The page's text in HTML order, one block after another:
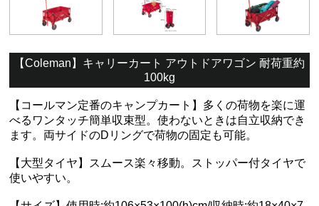
【Coleman】キャリーカート アウトドアワゴン 耐荷重約
100kg
【コールマン定番のキャンプカート】多くの荷物を楽に運
べるワンタッチ簡単収束型。使わないときは自立収納でき
ます。両サイドのDリングで荷物の固定も可能。
【大型タイヤ】スムース楽々移動。ストッパー付タイヤで
使いやすい。